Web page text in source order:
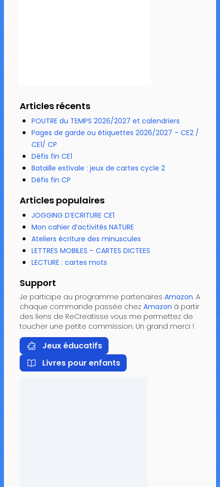
Articles récents
POUTRE du TEMPS 2026/2027 et calendriers
Pages de garde ou étiquettes 2026/2027 – CE2 /
CE1/ CP
Défis fin CE1
Bataille estivale : jeux de cartes cycle 2
Défis fin CP
Articles populaires
JOGGING D’ECRITURE CE1
Mon cahier d’activités NATURE
Ateliers écriture des minuscules
LETTRES MOBILES – CARTES DICTEES
LECTURE : cartes mots
Support
Je participe au programme partenaires Amazon. A
chaque commande passée chez Amazon à partir
des liens de ReCreatisse vous me permettez de
toucher une petite commission. Un grand merci !
Jeux éducatifs
Livres pour enfants